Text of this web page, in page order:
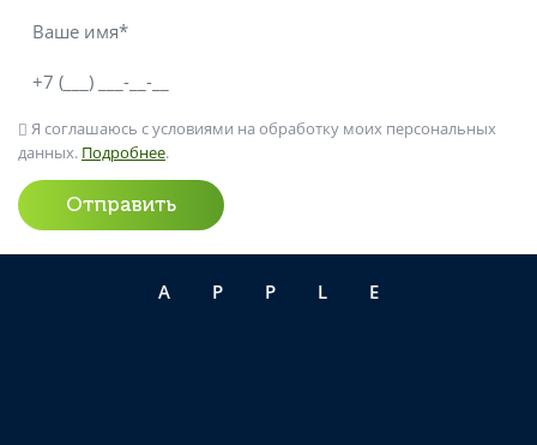
Я соглашаюсь с условиями на обработку моих персональных
данных. Подробнее.
Отправить
APPLE